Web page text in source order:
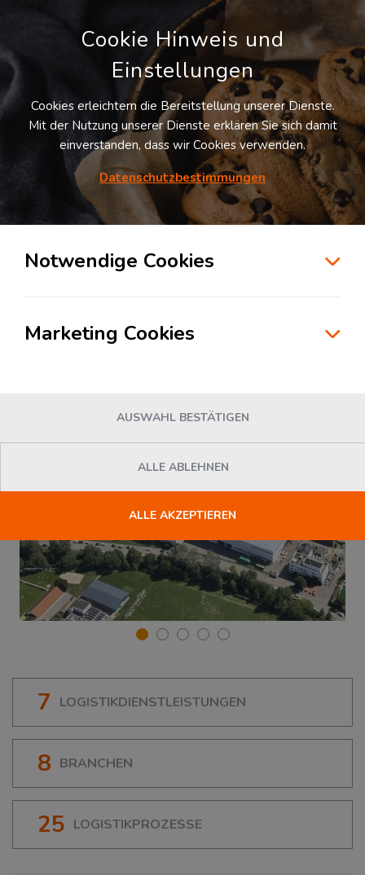
Möchten Sie diesen Suchauftrag
speichern und automatisch über neue
Standorte informiert werden?
73434Aalen, Deutschland
7 LOGISTIKDIENSTLEISTUNGEN
8 BRANCHEN
25 LOGISTIKPROZESSE
Cookie Hinweis und
Einstellungen
Cookies erleichtern die Bereitstellung unserer Dienste.
Mit der Nutzung unserer Dienste erklären Sie sich damit
einverstanden, dass wir Cookies verwenden.
Datenschutzbestimmungen
Notwendige Cookies
Marketing Cookies
AUSWAHL BESTÄTIGEN
ALLE ABLEHNEN
ALLE AKZEPTIEREN